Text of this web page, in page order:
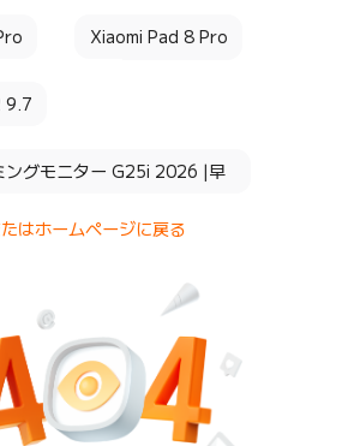
Xiaomi Pad 8 Pro
9.7
ングモニター G25i 2026 |早
はホームページに戻る